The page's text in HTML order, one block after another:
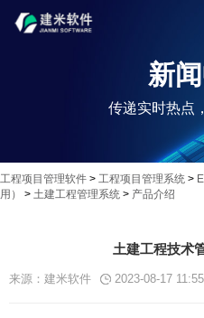
新
传递实时热点
工程项目管理软件 > 工程项目管理系统 >
用）
> 土建工程管理系统 > 产品介绍
土建工程技术
来源：建米软件 2023-08-17